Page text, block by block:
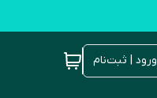
ورود | ثبت‌نام